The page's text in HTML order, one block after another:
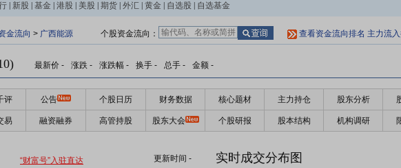
新股 基金 港股 美股 期货 外汇 黄金 自选股 自选基金
金流向 > 广西能源 个股资金流向： 查看资金流向排名 主力流
最新价 - 涨跌 - 涨跌幅 - 换手 - 总手 - 金额 -
评 公告 个股日历 财务数据 核心题材 主力持仓 股东分析
易 融资融券 高管持股 股东大会 个股研报 股本结构 机构调研
“财富号”入驻直达 更新时间 - 实时成交分布图